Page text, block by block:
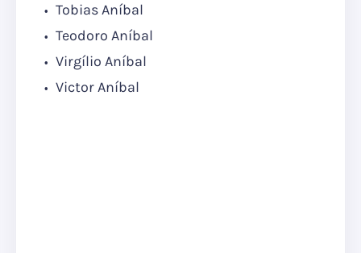
Tobias Aníbal
Teodoro Aníbal
Virgílio Aníbal
Victor Aníbal